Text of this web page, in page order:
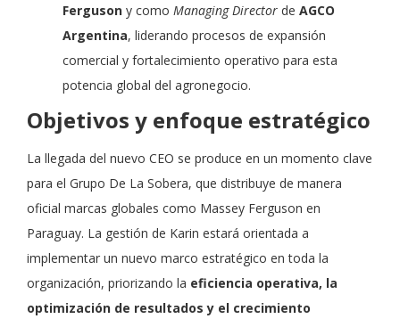
Ferguson y como Managing Director de AGCO
Argentina, liderando procesos de expansión
comercial y fortalecimiento operativo para esta
potencia global del agronegocio.
Objetivos y enfoque estratégico
La llegada del nuevo CEO se produce en un momento clave
para el Grupo De La Sobera, que distribuye de manera
oficial marcas globales como Massey Ferguson en
Paraguay. La gestión de Karin estará orientada a
implementar un nuevo marco estratégico en toda la
organización, priorizando la eficiencia operativa, la
optimización de resultados y el crecimiento